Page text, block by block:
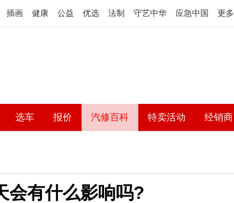
插画 健康 公益 优选 法制 守艺中华 应急中国 更多
选车 报价 汽修百科 特卖活动 经销商
会有什么影响吗?